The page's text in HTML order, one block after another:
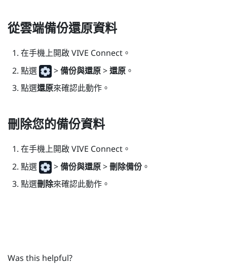
從雲端備份還原資料
在手機上開啟VIVE Connect。
點選
>備份與還原>還原。
點選還原來確認此動作。
刪除您的備份資料
在手機上開啟VIVE Connect。
點選
>備份與還原>刪除備份。
點選刪除來確認此動作。
Was this helpful?